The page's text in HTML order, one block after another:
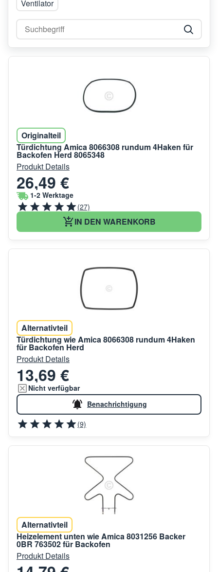
Ventilator
Originalteil
Türdichtung Amica 8066308 rundum 4Haken für
Backofen Herd 8065348
Produkt Details
26,49 €
1-2 Werktage
(27)
IN DEN WARENKORB
Alternativteil
Türdichtung wie Amica 8066308 rundum 4Haken
für Backofen Herd
Produkt Details
13,69 €
Nicht verfügbar
Benachrichtigung
(9)
Alternativteil
Heizelement unten wie Amica 8031256 Backer
0BR 763502 für Backofen
Produkt Details